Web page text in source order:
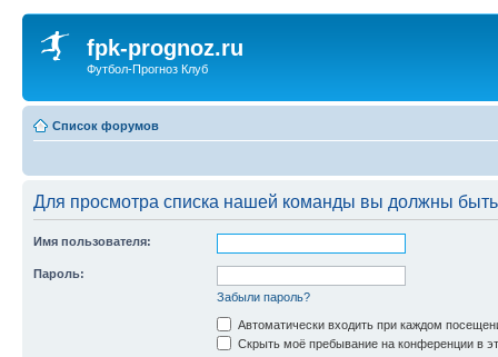
fpk-prognoz.ru
Футбол-Прогноз Клуб
Список форумов
Для просмотра списка нашей команды вы должны
Имя пользователя:
Пароль:
Забыли пароль?
Автоматически входить при каждом
Скрыть моё пребывание на конференции в